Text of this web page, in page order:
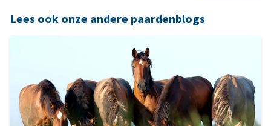
Lees ook onze andere paardenblogs